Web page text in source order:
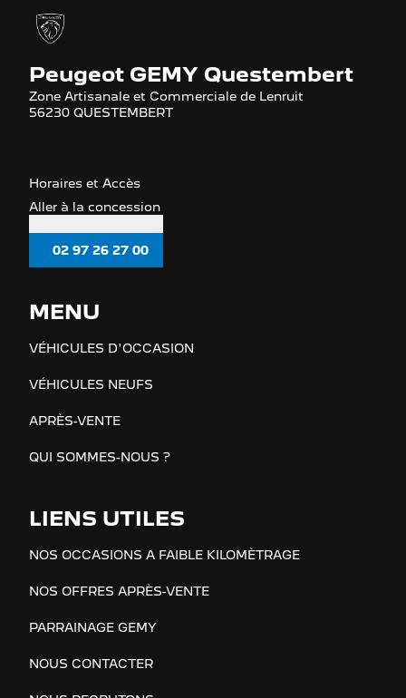
Peugeot GEMY Questembert
Zone Artisanale et Commerciale de Lenruit
56230 QUESTEMBERT
Horaires et Accès
Aller à la concession
02 97 26 27 00
MENU
VÉHICULES D'OCCASION
VÉHICULES NEUFS
APRÈS-VENTE
QUI SOMMES-NOUS ?
LIENS UTILES
NOS OCCASIONS A FAIBLE KILOMÈTRAGE
NOS OFFRES APRÈS-VENTE
PARRAINAGE GEMY
NOUS CONTACTER